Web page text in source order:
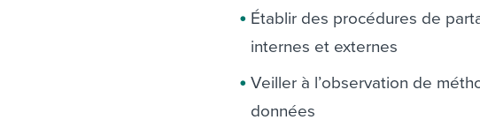
Établir des procédures de
internes et externes
Veiller à l’observation de
données